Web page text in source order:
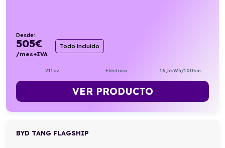
Desde:
505€
/mes+IVA
Todo incluido
211cv Eléctrico 16,5kWh/100km
VER PRODUCTO
BYD TANG FLAGSHIP